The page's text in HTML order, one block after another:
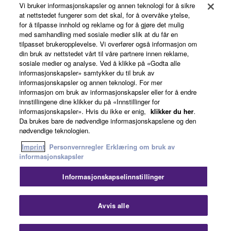
Min Yamaha Music ID
Om Yamaha
Norge - Norwegian
Virksomhet
Vilkår for bruk
Erklæring om bruk av informasjonskapslerImprint
Vi bruker informasjonskapsler og annen teknologi for å sikre
at nettstedet fungerer som det skal, for å overvåke ytelse,
for å tilpasse innhold og reklame og for å gjøre det mulig
med samhandling med sosiale medier slik at du får en
tilpasset brukeropplevelse. Vi overfører også informasjon om
din bruk av nettstedet vårt til våre partnere innen reklame,
sosiale medier og analyse. Ved å klikke på «Godta alle
informasjonskapsler» samtykker du til bruk av
informasjonskapsler og annen teknologi. For mer
informasjon om bruk av informasjonskapsler eller for å endre
innstillingene dine klikker du på «Innstillinger for
informasjonskapsler». Hvis du ikke er enig, klikker du her.
Da brukes bare de nødvendige informasjonskapslene og den
nødvendige teknologien.
Imprint Personvernregler Erklæring om bruk av
informasjonskapsler
Informasjonskapselinnstillinger
Avvis alle